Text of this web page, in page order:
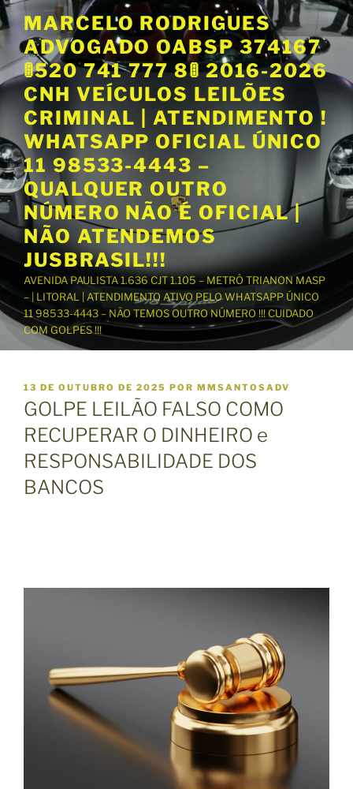
P
u
a
r
r
a
o
c
o
n
t
ú
d
MARCELO RODRIGUES
ADVOGADO OABSP 374167
🚦520 741 777 8🚦 2016-2026
CNH VEÍCULOS LEILÕES
CRIMINAL | ATENDIMENTO !
WHATSAPP OFICIAL ÚNICO
11 98533-4443 –
QUALQUER OUTRO
NÚMERO NÃO É OFICIAL |
NÃO ATENDEMOS
JUSBRASIL!!!
AVENIDA PAULISTA 1.636 CJT 1.105 – METRÔ TRIANON MASP
– | LITORAL | ATENDIMENTO ATIVO PELO WHATSAPP ÚNICO
11 98533-4443 – NÃO TEMOS OUTRO NÚMERO !!! CUIDADO
COM GOLPES !!!
P
U
B
L
I
C
A
D
13 DE OUTUBRO DE 2025 POR MMSANTOSADV
GOLPE LEILÃO FALSO COMO
RECUPERAR O DINHEIRO e
RESPONSABILIDADE DOS
BANCOS